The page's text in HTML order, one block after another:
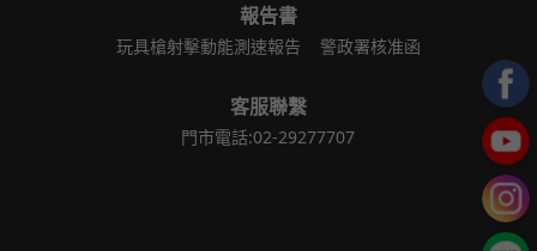
報告書
玩具槍射擊動能測速報告 警政署核准函
客服聯繫
門市電話:02-29277707